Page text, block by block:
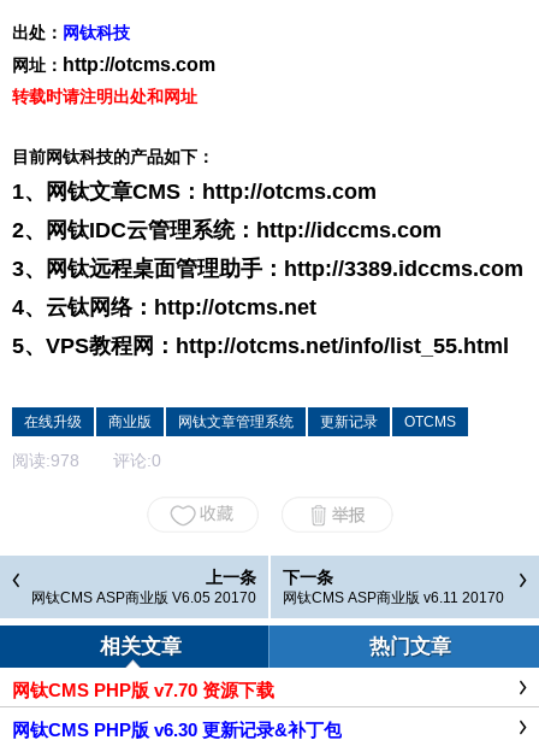
出处： 网钛科技
网址： http://otcms.com
转载时请注明出处和网址
目前网钛科技的产品如下：
1、网钛文章CMS： http://otcms.com
2、网钛IDC云管理系统： http://idccms.com
3、网钛远程桌面管理助手： http://3389.idccms.com
4、云钛网络： http://otcms.net
5、VPS教程网： http://otcms.net/info/list_55.html
在线升级 商业版 网钛文章管理系统 更新记录 OTCMS
阅读:978 评论:0
上一条
网钛CMS ASP商业版 V6.05 20170
下一条
网钛CMS ASP商业版 v6.11 20170
相关文章 热门文章
网钛CMS PHP版 v7.70 资源下载
网钛CMS PHP版 v6.30 更新记录&补丁包